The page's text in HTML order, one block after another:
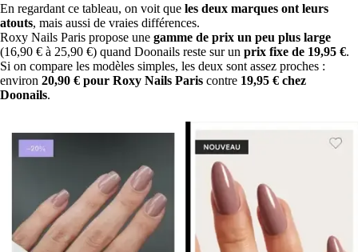
En regardant ce tableau, on voit que les deux marques ont leurs
atouts, mais aussi de vraies différences.
Roxy Nails Paris propose une gamme de prix un peu plus large
(16,90 € à 25,90 €) quand Doonails reste sur un prix fixe de 19,95 €.
Si on compare les modèles simples, les deux sont assez proches :
environ 20,90 € pour Roxy Nails Paris contre 19,95 € chez
Doonails.